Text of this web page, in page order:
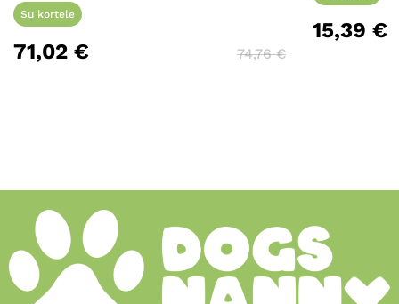
Su kortele
71,02 € 74,76€
15,39 €